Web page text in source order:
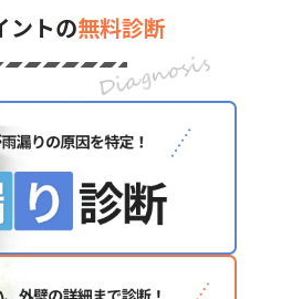
ントの無料診断